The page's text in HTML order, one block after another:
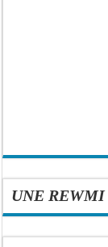
UNE REWMI